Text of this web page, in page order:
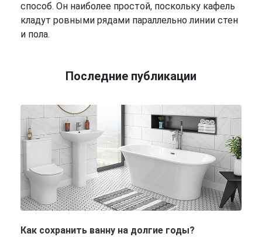
способ. Он наиболее простой, поскольку кафель
кладут ровными рядами параллельно линии стен
и пола.
Последние публикации
Как сохранить ванну на долгие годы?